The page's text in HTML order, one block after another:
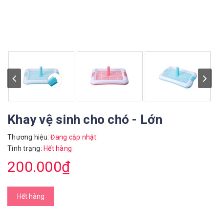
Khay vệ sinh cho chó - Lớn
Thương hiệu: Đang cập nhật
Tình trạng: Hết hàng
200.000₫
Hết hàng